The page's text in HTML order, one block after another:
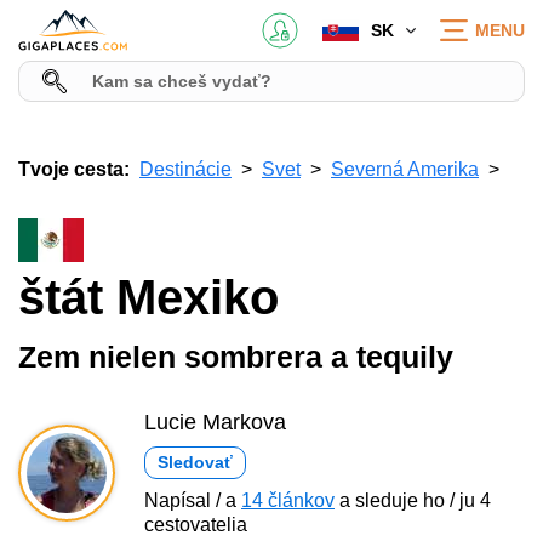
SK MENU
Tvoje cesta: Destinácie Svet Severná Amerika
štát Mexiko
Zem nielen sombrera a tequily
Lucie Markova
Sledovať
Napísal / a 14 článkov a sleduje ho / ju 4
cestovatelia